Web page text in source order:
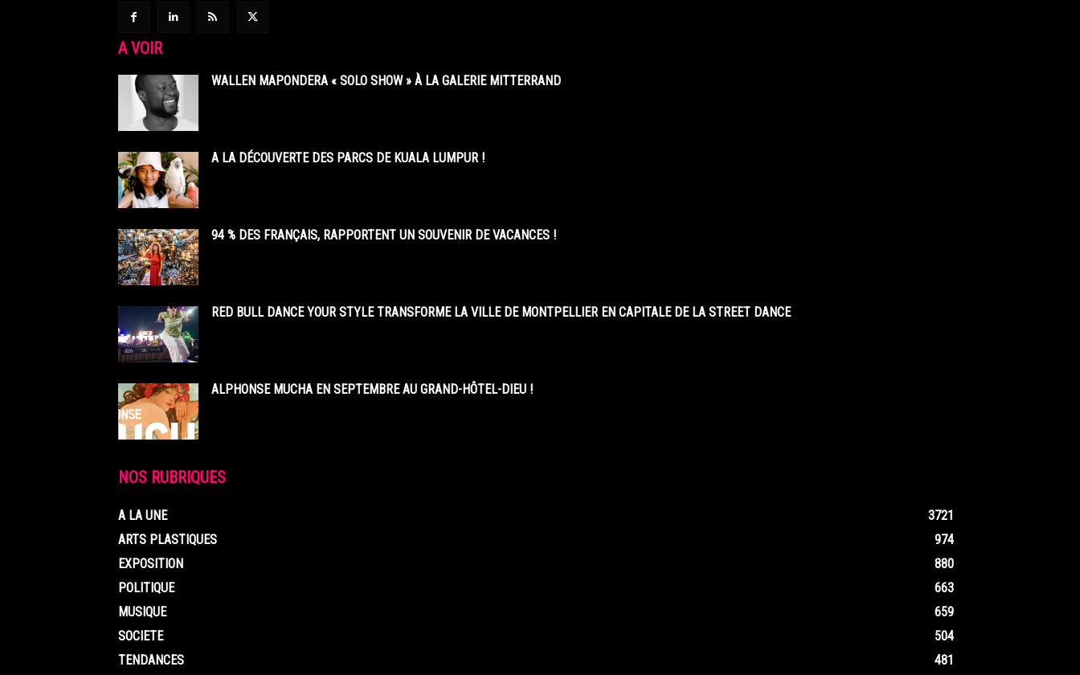
A VOIR
WALLEN MAPONDERA « SOLO SHOW » À LA GALERIE MITTERRAND
A LA DÉCOUVERTE DES PARCS DE KUALA LUMPUR !
94 % DES FRANÇAIS, RAPPORTENT UN SOUVENIR DE VACANCES !
RED BULL DANCE YOUR STYLE TRANSFORME LA VILLE DE MONTPELLIER EN CAPITALE DE LA STREET DANCE
ALPHONSE MUCHA EN SEPTEMBRE AU GRAND-HÔTEL-DIEU !
NOS RUBRIQUES
A LA UNE
3721
ARTS PLASTIQUES
974
EXPOSITION
880
POLITIQUE
663
MUSIQUE
659
SOCIETE
504
TENDANCES
481